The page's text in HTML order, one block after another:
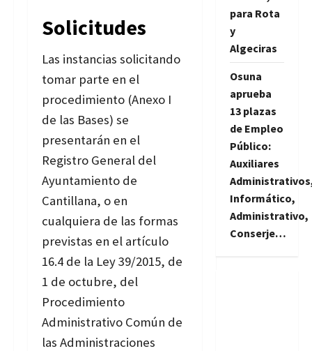
Solicitudes
Las instancias solicitando
tomar parte en el
procedimiento (Anexo I
de las Bases) se
presentarán en el
Registro General del
Ayuntamiento de
Cantillana, o en
cualquiera de las formas
previstas en el artículo
16.4 de la Ley 39/2015, de
1 de octubre, del
Procedimiento
Administrativo Común de
las Administraciones
para Rota
y
Algeciras
Osuna
aprueba
13 plazas
de Empleo
Público:
Auxiliares
Informático,
Administrativo,
Conserje…